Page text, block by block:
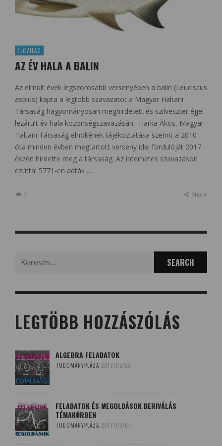
ÉLŐVILÁG
AZ ÉV HALA A BALIN
Az elmúlt évek legszorosabb versenyében a balin (Leuciscus
aspius) kapta a legtöbb szavazatot a Magyar Haltani
Társaság hagyományosan meghirdetett és szilveszter éjjel
lezárult év hala közönségszavazásán. Harka Ákos, Magyar
Haltani Társaság elnökének tájékoztatása szerint a 2010
óta minden évben megtartott verseny idei fordulóját 2017
őszén hirdette meg a társaság. Az internetes szavazáson
ezúttal 5771-en adták …
0 Share
for:
LEGTÖBB HOZZÁSZÓLÁS
ALGEBRA FELADATOK
TUDOMÁNYPLÁZA 2017/05/23
FELADATOK ÉS MEGOLDÁSOK DERIVÁLÁS
TÉMAKÖRBEN
TUDOMÁNYPLÁZA 2017/05/07